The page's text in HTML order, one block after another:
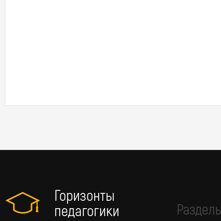
Горизонты
педагогики